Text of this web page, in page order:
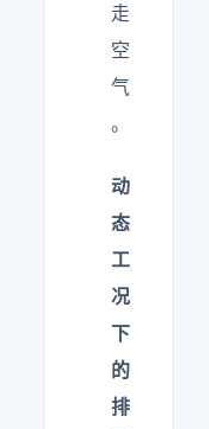
走
空
气
。
动
态
工
况
下
的
排